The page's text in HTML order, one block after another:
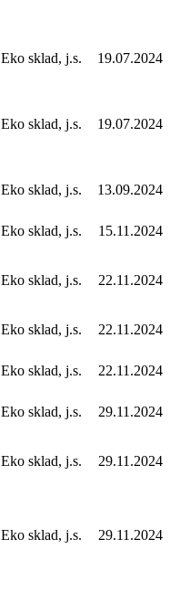
Eko sklad, j.s. 19.07.2024
Eko sklad, j.s. 19.07.2024
Eko sklad, j.s. 13.09.2024
Eko sklad, j.s.
15.11.2024
Eko sklad, j.s. 22.11.2024
Eko sklad, j.s.
22.11.2024
Eko sklad, j.s. 22.11.2024
Eko sklad, j.s.
29.11.2024
Eko sklad, j.s. 29.11.2024
Eko sklad, j.s. 29.11.2024